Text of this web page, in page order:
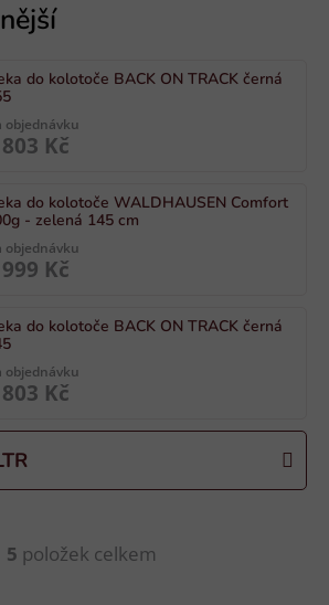
do kolotoče BACK ON TRACK černá
objednávku
Kč
do kolotoče WALDHAUSEN Comfort
- zelená 145 cm
objednávku
Kč
do kolotoče BACK ON TRACK černá
objednávku
Kč
O
5 položek celkem